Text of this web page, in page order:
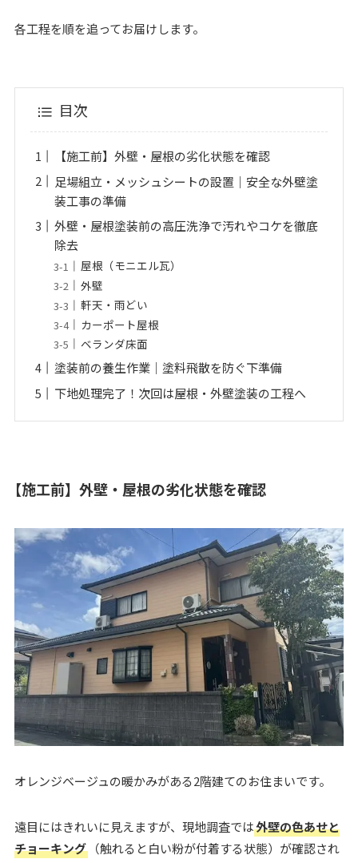
各工程を順を追ってお届けします。
目次
【施工前】外壁・屋根の劣化状態を確認
足場組立・メッシュシートの設置｜安全な外壁塗
装工事の準備
外壁・屋根塗装前の高圧洗浄で汚れやコケを徹底
除去
屋根（モニエル瓦）
外壁
軒天・雨どい
カーポート屋根
ベランダ床面
塗装前の養生作業｜塗料飛散を防ぐ下準備
下地処理完了！次回は屋根・外壁塗装の工程へ
【施工前】外壁・屋根の劣化状態を確認
オレンジベージュの暖かみがある2階建てのお住まいです。
遠目にはきれいに見えますが、現地調査では外壁の色あせと
チョーキング（触れると白い粉が付着する状態）が確認され